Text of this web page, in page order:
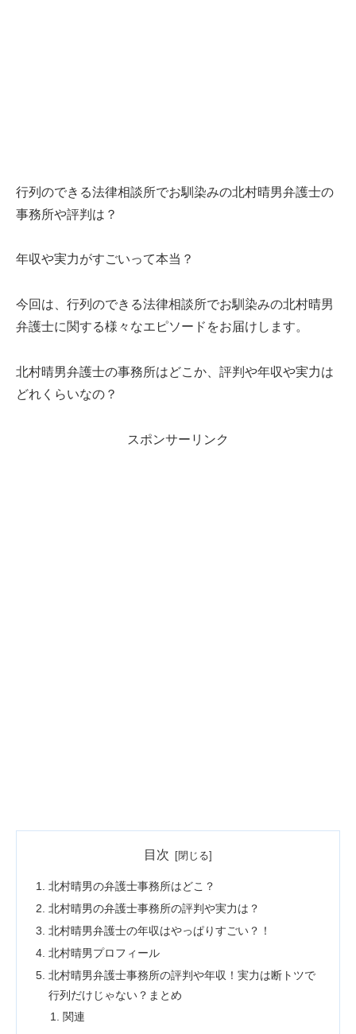
行列のできる法律相談所でお馴染みの北村晴男弁護士の
事務所や評判は？
年収や実力がすごいって本当？
今回は、行列のできる法律相談所でお馴染みの北村晴男
弁護士に関する様々なエピソードをお届けします。
北村晴男弁護士の事務所はどこか、評判や年収や実力は
どれくらいなの？
スポンサーリンク
目次
北村晴男の弁護士事務所はどこ？
北村晴男の弁護士事務所の評判や実力は？
北村晴男弁護士の年収はやっぱりすごい？！
北村晴男プロフィール
北村晴男弁護士事務所の評判や年収！実力は断トツで
行列だけじゃない？まとめ
関連